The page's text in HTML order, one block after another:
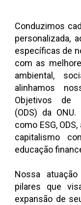
Conduzimos
personalizada,
específicas de
com as
ambiental,
alinhamos
Objetivos de
(ODS) da
como ESG,
capitalismo
educação
Nossa
pilares que
expansão de